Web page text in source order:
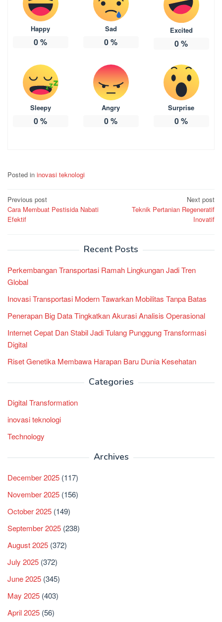
Happy
0%
Sad
0%
Excited
0%
Sleepy
0%
Angry
0%
Surprise
0%
Posted in inovasi teknologi
Post
navigation
Previous post
Cara Membuat Pestisida Nabati
Efektif
Next post
Teknik Pertanian Regeneratif
Inovatif
Recent Posts
Perkembangan Transportasi Ramah Lingkungan Jadi Tren
Global
Inovasi Transportasi Modern Tawarkan Mobilitas Tanpa Batas
Penerapan Big Data Tingkatkan Akurasi Analisis Operasional
Internet Cepat Dan Stabil Jadi Tulang Punggung Transformasi
Digital
Riset Genetika Membawa Harapan Baru Dunia Kesehatan
Categories
Digital Transformation
inovasi teknologi
Technology
Archives
December 2025 (117)
November 2025 (156)
October 2025 (149)
September 2025 (238)
August 2025 (372)
July 2025 (372)
June 2025 (345)
May 2025 (403)
April 2025 (56)